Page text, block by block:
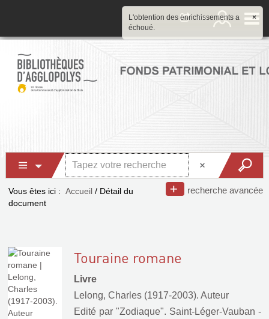
recherche avancée
Vous êtes ici : Accueil / Détail du
document
Touraine romane
Livre
Lelong, Charles (1917-2003). Auteur
Edité par "Zodiaque". Saint-Léger-Vauban -
×
L'obtention des enrichissements a
échoué.